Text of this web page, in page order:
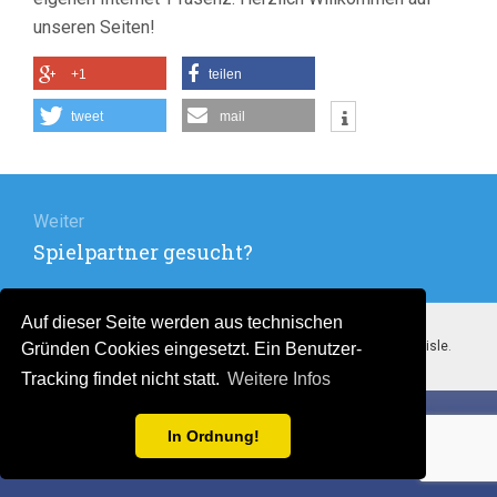
Auf dieser Seite werden aus technischen
Gründen Cookies eingesetzt. Ein Benutzer-
Tracking findet nicht statt. Weitere Infos
In Ordnung!
unseren Seiten!
+1 teilen
tweet mail
Weiter
Nächster
Spielpartner gesucht?
Stolz präsentiert von WordPress. Theme: Flat 1.7.11 by Themeisle.